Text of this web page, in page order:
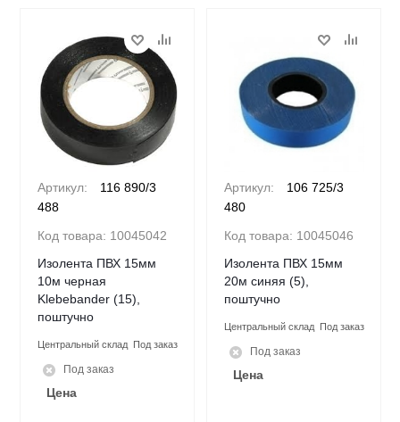
Артикул:
116 890/3
488
Код товара: 10045042
Изолента ПВХ 15мм
10м черная
Klebebander (15),
поштучно
Центральный склад Под заказ
Под заказ
Цена
Артикул:
106 725/3
480
Код товара: 10045046
Изолента ПВХ 15мм
20м синяя (5),
поштучно
Центральный склад Под заказ
Под заказ
Цена